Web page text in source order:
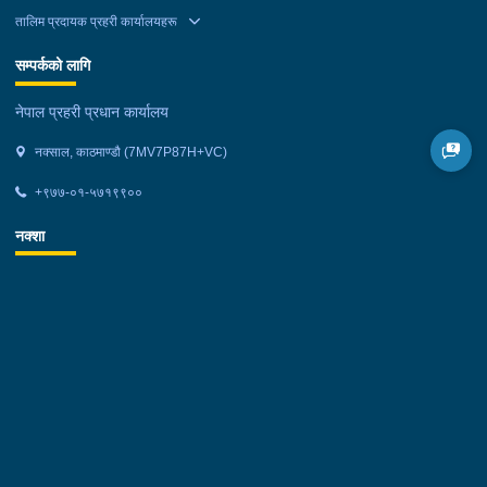
तालिम प्रदायक प्रहरी कार्यालयहरू
सम्पर्कको लागि
नेपाल प्रहरी प्रधान कार्यालय
नक्साल, काठमाण्डौ (7MV7P87H+VC)
+९७७-०१-५७१९९००
नक्शा